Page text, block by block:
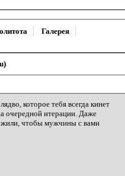
Галерея
которое тебя всегда кинет
очередной итерации. Даже
чтобы мужчины с вами